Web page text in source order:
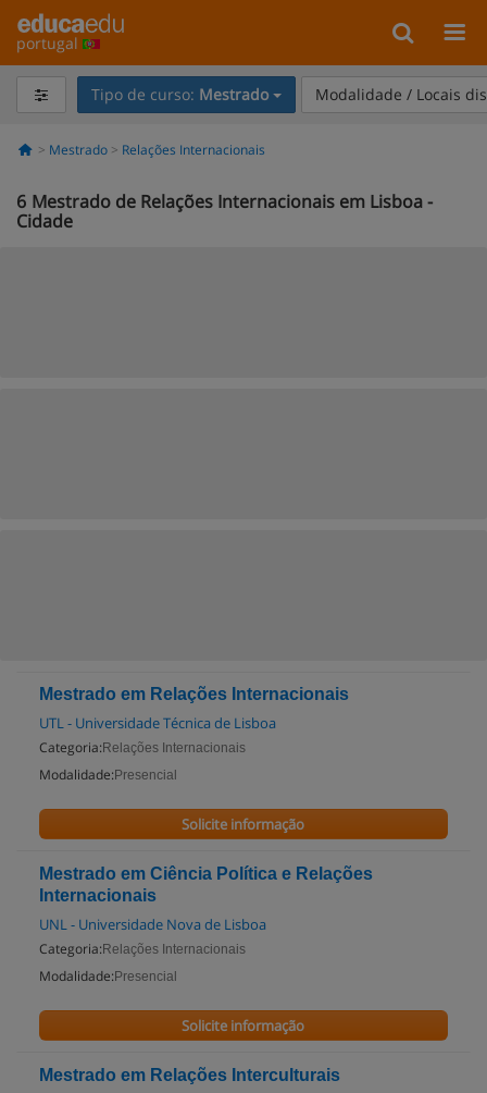
portugal
Tipo de curso: Mestrado Modalidade / Locais
Mestrado Relações Internacionais
6 Mestrado de Relações Internacionais em Lisboa -
Cidade
Mestrado em Relações Internacionais
UTL - Universidade Técnica de Lisboa
Categoria: Relações Internacionais
Modalidade: Presencial
Solicite informação
Mestrado em Ciência Política e Relações
Internacionais
UNL - Universidade Nova de Lisboa
Categoria: Relações Internacionais
Modalidade: Presencial
Solicite informação
Mestrado em Relações Interculturais